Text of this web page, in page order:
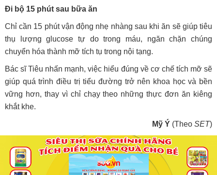
Đi bộ 15 phút sau bữa ăn
Chỉ cần 15 phút vận động nhẹ nhàng sau khi ăn sẽ giúp tiêu
thụ lượng glucose tự do trong máu, ngăn chặn chúng
chuyển hóa thành mỡ tích tụ trong nội tạng.
Bác sĩ Tiêu nhấn mạnh, việc hiểu đúng về cơ chế tích mỡ sẽ
giúp quá trình điều trị tiểu đường trở nên khoa học và bền
vững hơn, thay vì chỉ chạy theo những thực đơn ăn kiêng
khắt khe.
Mỹ Ý (Theo SET)